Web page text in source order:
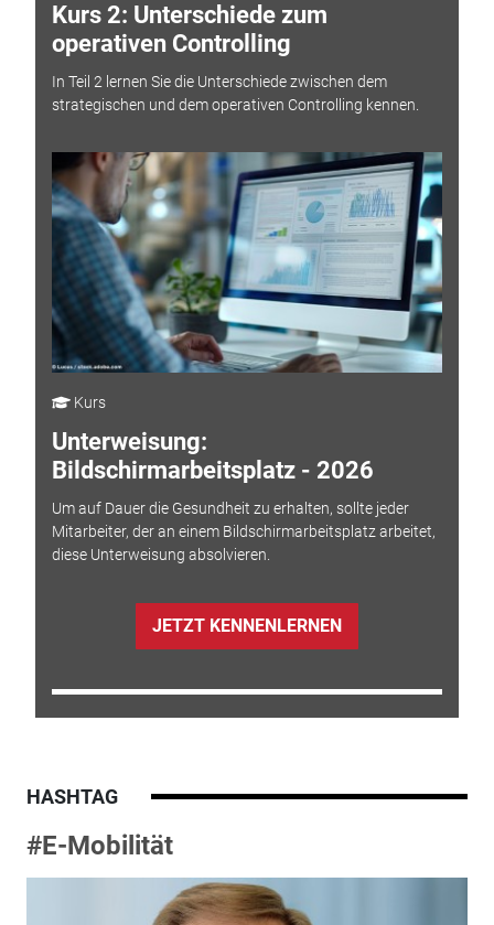
Kurs 2: Unterschiede zum
operativen Controlling
In Teil 2 lernen Sie die Unterschiede zwischen dem
strategischen und dem operativen Controlling kennen.
Kurs
Unterweisung:
Bildschirmarbeitsplatz - 2026
Um auf Dauer die Gesundheit zu erhalten, sollte jeder
Mitarbeiter, der an einem Bildschirmarbeitsplatz arbeitet,
diese Unterweisung absolvieren.
JETZT KENNENLERNEN
HASHTAG
#E-Mobilität